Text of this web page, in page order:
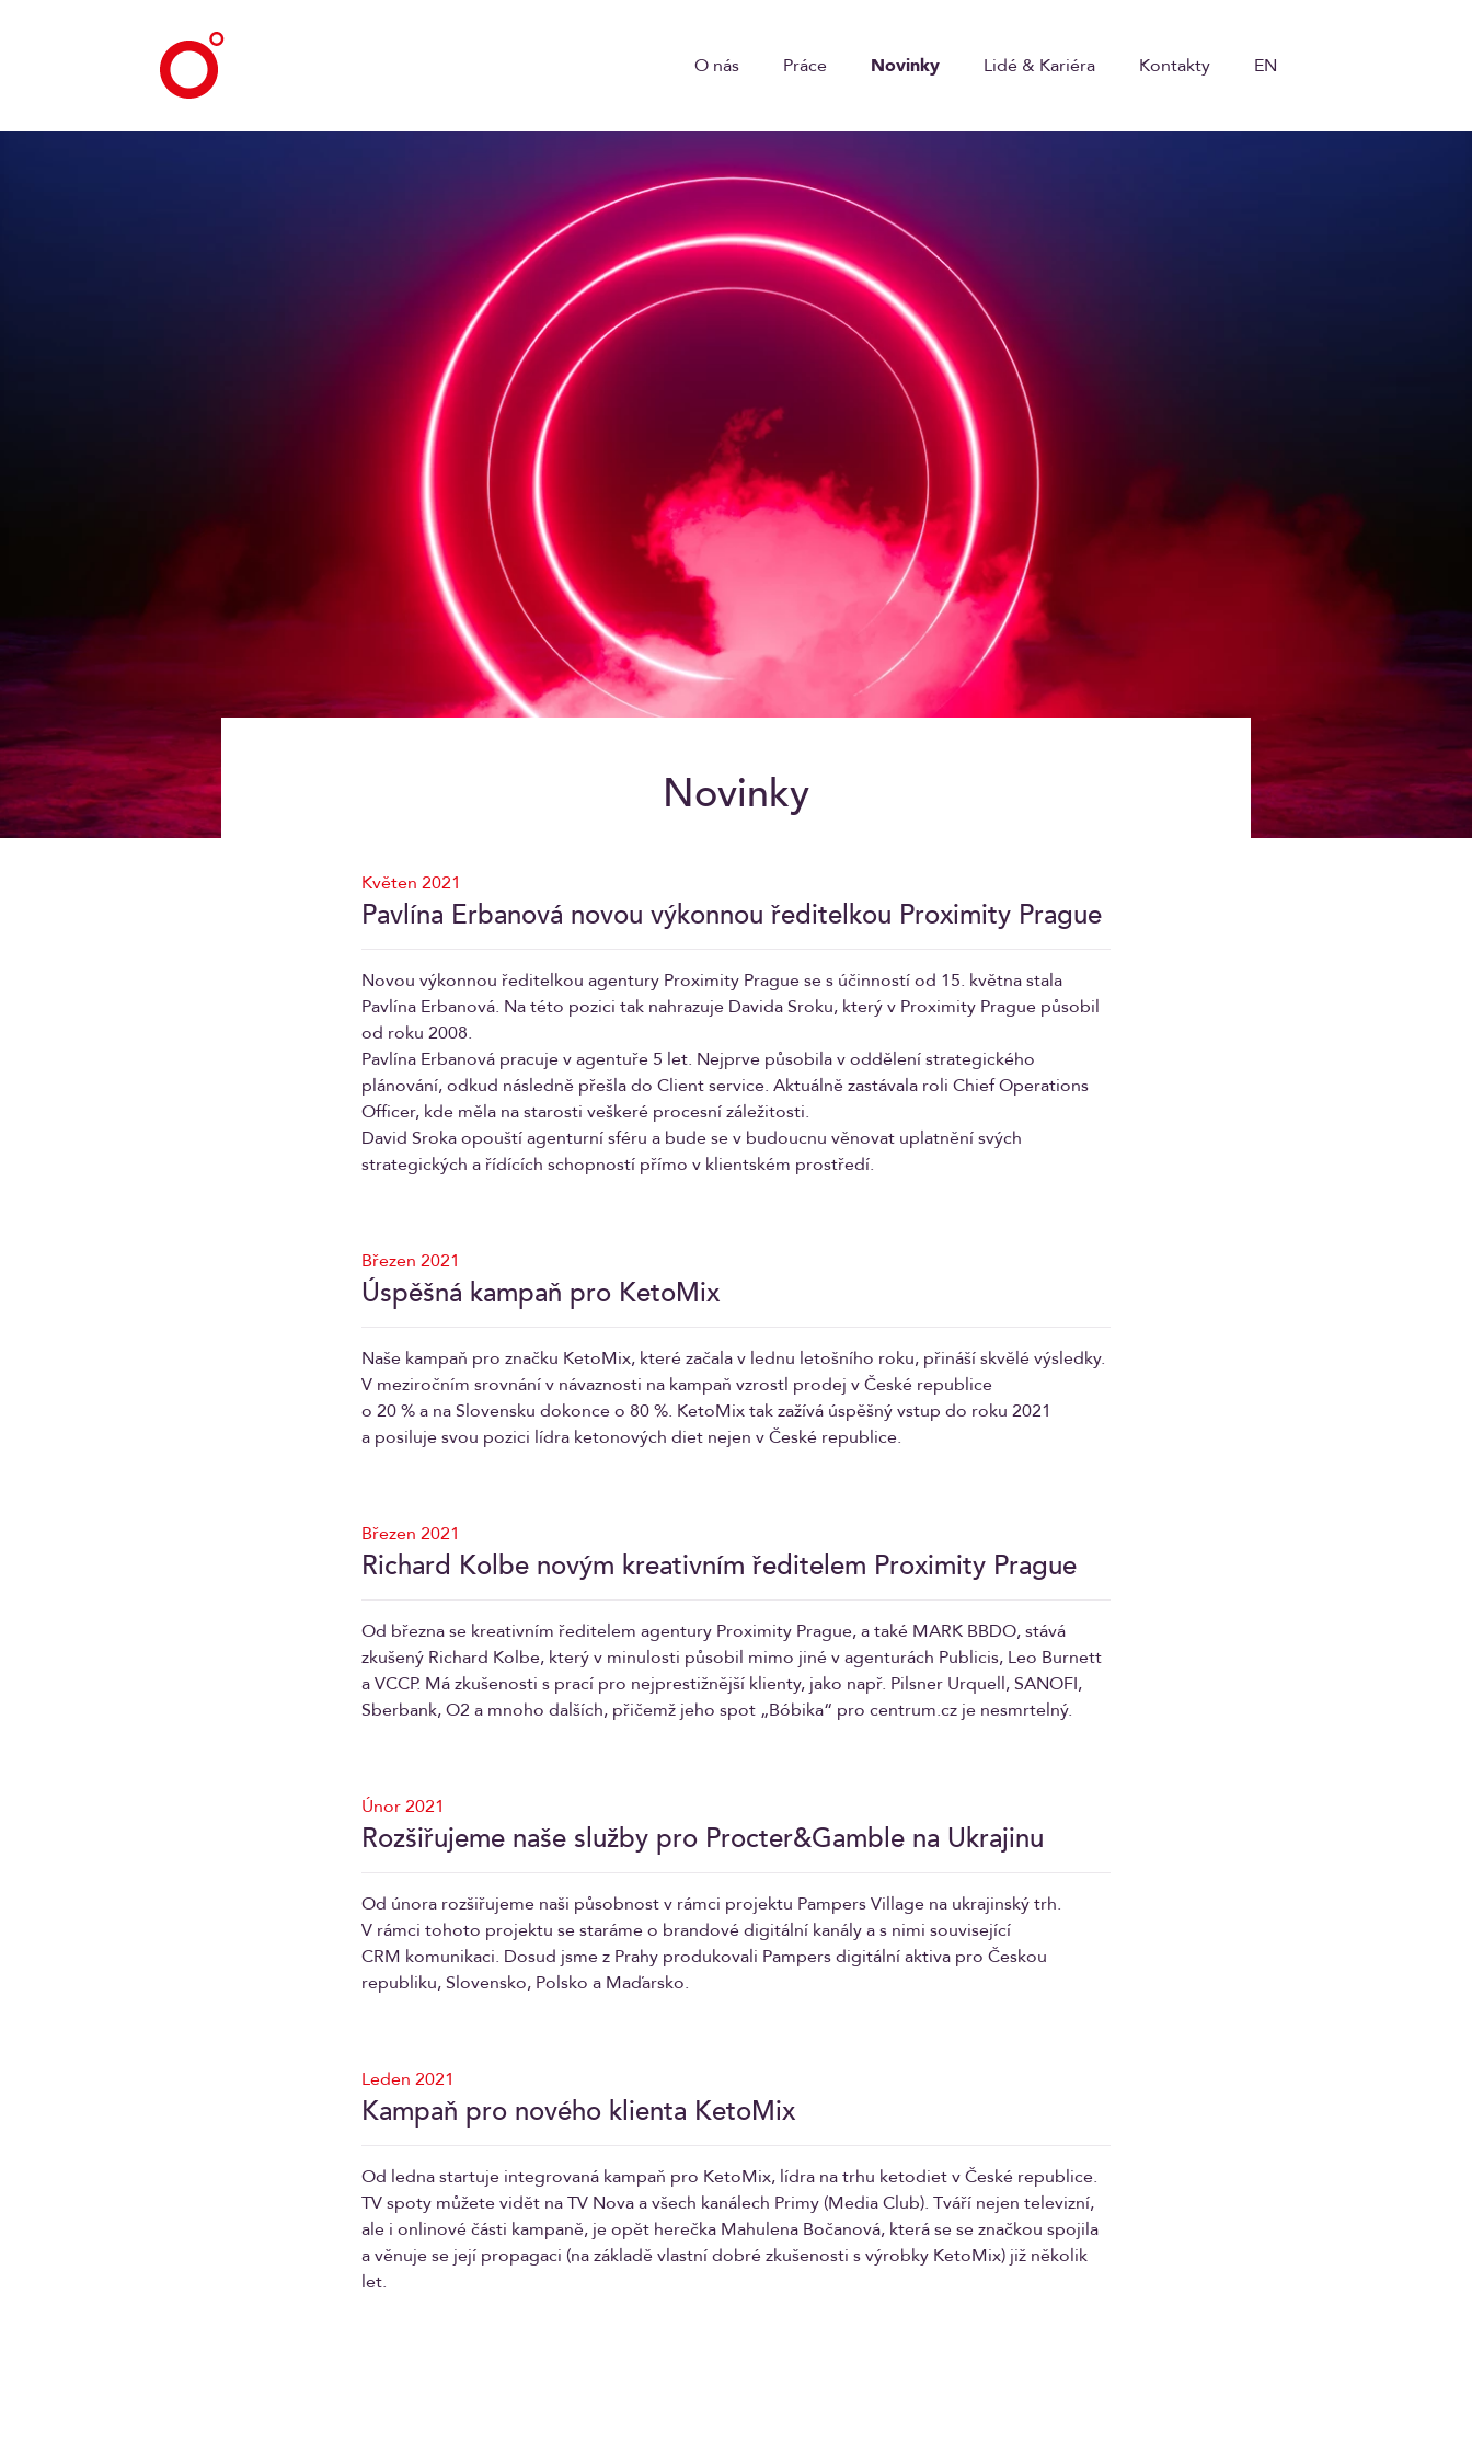
O nás Práce Novinky Lidé & Kariéra Kontakty EN
Novinky
Květen 2021
Pavlína Erbanová novou výkonnou ředitelkou Proximity Prague
Novou výkonnou ředitelkou agentury Proximity Prague se s účinností od 15. května stala
Pavlína Erbanová. Na této pozici tak nahrazuje Davida Sroku, který v Proximity Prague působil
od roku 2008.
Pavlína Erbanová pracuje v agentuře 5 let. Nejprve působila v oddělení strategického
plánování, odkud následně přešla do Client service. Aktuálně zastávala roli Chief Operations
Officer, kde měla na starosti veškeré procesní záležitosti.
David Sroka opouští agenturní sféru a bude se v budoucnu věnovat uplatnění svých
strategických a řídících schopností přímo v klientském prostředí.
Březen 2021
Úspěšná kampaň pro KetoMix
Naše kampaň pro značku KetoMix, které začala v lednu letošního roku, přináší skvělé výsledky.
V meziročním srovnání v návaznosti na kampaň vzrostl prodej v České republice
o 20 % a na Slovensku dokonce o 80 %. KetoMix tak zažívá úspěšný vstup do roku 2021
a posiluje svou pozici lídra ketonových diet nejen v České republice.
Březen 2021
Richard Kolbe novým kreativním ředitelem Proximity Prague
Od března se kreativním ředitelem agentury Proximity Prague, a také MARK BBDO, stává
zkušený Richard Kolbe, který v minulosti působil mimo jiné v agenturách Publicis, Leo Burnett
a VCCP. Má zkušenosti s prací pro nejprestižnější klienty, jako např. Pilsner Urquell, SANOFI,
Sberbank, O2 a mnoho dalších, přičemž jeho spot „Bóbika“ pro centrum.cz je nesmrtelný.
Únor 2021
Rozšiřujeme naše služby pro Procter&Gamble na Ukrajinu
Od února rozšiřujeme naši působnost v rámci projektu Pampers Village na ukrajinský trh.
V rámci tohoto projektu se staráme o brandové digitální kanály a s nimi související
CRM komunikaci. Dosud jsme z Prahy produkovali Pampers digitální aktiva pro Českou
republiku, Slovensko, Polsko a Maďarsko.
Leden 2021
Kampaň pro nového klienta KetoMix
Od ledna startuje integrovaná kampaň pro KetoMix, lídra na trhu ketodiet v České republice.
TV spoty můžete vidět na TV Nova a všech kanálech Primy (Media Club). Tváří nejen televizní,
ale i onlinové části kampaně, je opět herečka Mahulena Bočanová, která se se značkou spojila
a věnuje se její propagaci (na základě vlastní dobré zkušenosti s výrobky KetoMix) již několik
let.